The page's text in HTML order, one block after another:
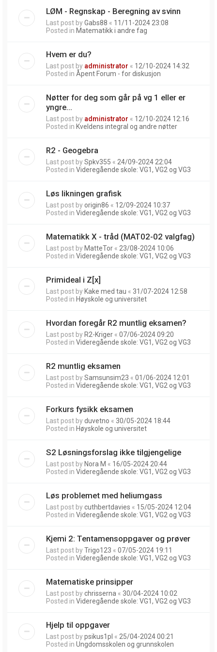
LØM - Regnskap - Beregning av svinn
Last post byGabs88 « 11/11-2024 23:08
Posted in Matematikk i andre fag
Hvem er du?
Last post by administrator « 12/10-2024 14:32
Posted in Åpent Forum - for diskusjon
Nøtter for deg som går på vg 1 eller er
yngre...
Last post by administrator « 12/10-2024 12:16
Posted in Kveldens integral og andre nøtter
R2 - Geogebra
Last post bySpkv355 « 24/09-2024 22:04
Posted in Videregående skole: VG1, VG2 og VG3
Løs likningen grafisk
Last post byorigin86 « 12/09-2024 10:37
Posted in Videregående skole: VG1, VG2 og VG3
Matematikk X - tråd (MAT02-02 valgfag)
Last post by MatteTor « 23/08-2024 10:06
Posted in Videregående skole: VG1, VG2 og VG3
Primideal i Z[x]
Last post by Kake med tau « 31/07-2024 12:58
Posted in Høyskole og universitet
Hvordan foregår R2 muntlig eksamen?
Last post by R2-Kriger « 07/06-2024 09:20
Posted in Videregående skole: VG1, VG2 og VG3
R2 muntlig eksamen
Last post bySamsunsim23 « 01/06-2024 12:01
Posted in Videregående skole: VG1, VG2 og VG3
Forkurs fysikk eksamen
Last post byduvetno « 30/05-2024 18:44
Posted in Høyskole og universitet
S2 Løsningsforslag ikke tilgjengelige
Last post by Nora M « 16/05-2024 20:44
Posted in Videregående skole: VG1, VG2 og VG3
Løs problemet med heliumgass
Last post bycuthbertdavies « 15/05-2024 12:04
Posted in Videregående skole: VG1, VG2 og VG3
Kjemi 2: Tentamensoppgaver og prøver
Last post byTrigo123 « 07/05-2024 19:11
Posted in Videregående skole: VG1, VG2 og VG3
Matematiske prinsipper
Last post bychrisserna « 30/04-2024 10:02
Posted in Videregående skole: VG1, VG2 og VG3
Hjelp til oppgaver
Last post bypsikus1pl « 25/04-2024 00:21
Posted in Ungdomsskolen og grunnskolen